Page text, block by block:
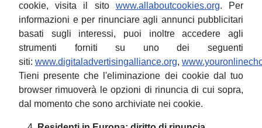
cookie, visita il sito www.allaboutcookies.org. Per
informazioni e per rinunciare agli annunci pubblicitari
basati sugli interessi, puoi inoltre accedere agli
strumenti forniti su uno dei seguenti
siti: www.digitaladvertisingalliance.org,
Tieni presente che l'eliminazione dei cookie dal tuo
browser rimuoverà le opzioni di rinuncia di cui sopra,
dal momento che sono archiviate nei cookie.